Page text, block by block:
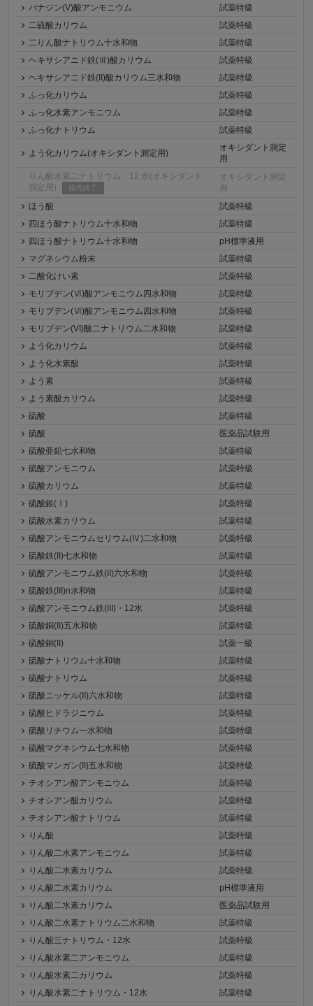
バナジン(V)酸アンモニウム
試薬特級
二硫酸カリウム
試薬特級
二りん酸ナトリウム十水和物
試薬特級
ヘキサシアニド鉄(Ⅲ)酸カリウム
試薬特級
ヘキサシアニド鉄(II)酸カリウム三水和物
試薬特級
ふっ化カリウム
試薬特級
ふっ化水素アンモニウム
試薬特級
ふっ化ナトリウム
試薬特級
よう化カリウム(オキシダント測定用)
オキシダント測定
用
りん酸水素二ナトリウム・12 水(オキシダント
測定用)
販売終了
オキシダント測定
用
ほう酸
試薬特級
四ほう酸ナトリウム十水和物
試薬特級
四ほう酸ナトリウム十水和物
pH標準液用
マグネシウム粉末
試薬特級
二酸化けい素
試薬特級
モリブデン(Ⅵ)酸アンモニウム四水和物
試薬特級
モリブデン(Ⅵ)酸アンモニウム四水和物
試薬特級
モリブデン(VI)酸二ナトリウム二水和物
試薬特級
よう化カリウム
試薬特級
よう化水素酸
試薬特級
よう素
試薬特級
よう素酸カリウム
試薬特級
硫酸
試薬特級
硫酸
医薬品試験用
硫酸亜鉛七水和物
試薬特級
硫酸アンモニウム
試薬特級
硫酸カリウム
試薬特級
硫酸銀(Ⅰ)
試薬特級
硫酸水素カリウム
試薬特級
硫酸アンモニウムセリウム(Ⅳ)二水和物
試薬特級
硫酸鉄(II)七水和物
試薬特級
硫酸アンモニウム鉄(II)六水和物
試薬特級
硫酸鉄(III)n水和物
試薬特級
硫酸アンモニウム鉄(III)・12水
試薬特級
硫酸銅(II)五水和物
試薬特級
硫酸銅(II)
試薬一級
硫酸ナトリウム十水和物
試薬特級
硫酸ナトリウム
試薬特級
硫酸ニッケル(II)六水和物
試薬特級
硫酸ヒドラジニウム
試薬特級
硫酸リチウム一水和物
試薬特級
硫酸マグネシウム七水和物
試薬特級
硫酸マンガン(II)五水和物
試薬特級
チオシアン酸アンモニウム
試薬特級
チオシアン酸カリウム
試薬特級
チオシアン酸ナトリウム
試薬特級
りん酸
試薬特級
りん酸二水素アンモニウム
試薬特級
りん酸二水素カリウム
試薬特級
りん酸二水素カリウム
pH標準液用
りん酸二水素カリウム
医薬品試験用
りん酸二水素ナトリウム二水和物
試薬特級
りん酸三ナトリウム・12水
試薬特級
りん酸水素二アンモニウム
試薬特級
りん酸水素二カリウム
試薬特級
りん酸水素二ナトリウム・12水
試薬特級